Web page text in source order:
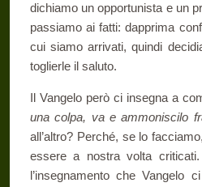
dichiamo un opportunista e un
passiamo ai fatti: dapprima
cui siamo arrivati, quindi
toglierle il saluto.
Il Vangelo però ci insegna a
una colpa, va e ammoniscilo
all’altro? Perché, se lo
essere a nostra volta criticati.
l’insegnamento che